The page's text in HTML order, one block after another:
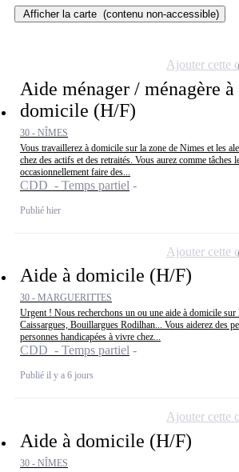
Afficher la carte (contenu non-accessible)
Aide ménager / ménagère à
domicile (H/F)
30 - NÎMES
Vous travaillerez à domicile sur la zone de Nimes et les
chez des actifs et des retraités. Vous aurez comme tâches
occasionnellement faire des...
CDD - Temps partiel
Publié hier
Ajouter cette
Aide à domicile (H/F)
30 - MARGUERITTES
Urgent ! Nous recherchons un ou une aide à domicile sur
Caissargues, Bouillargues Rodilhan... Vous aiderez des
personnes handicapées à vivre chez...
CDD - Temps partiel
Publié il y a 6 jours
Ajouter cette
Aide à domicile (H/F)
30 - NÎMES
Ajouter cette